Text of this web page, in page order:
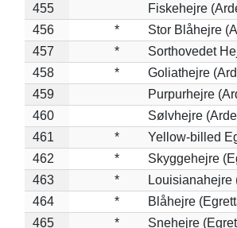
455
Fiskehejre
456
*
Stor Blåhejre
457
*
Sorthovedet
458
*
Goliathejre
459
Purpurhejre
460
Sølvhejre
461
*
Yellow-billed
462
*
Skyggehejre
463
*
Louisianahejre
464
*
Blåhejre
465
*
Snehejre